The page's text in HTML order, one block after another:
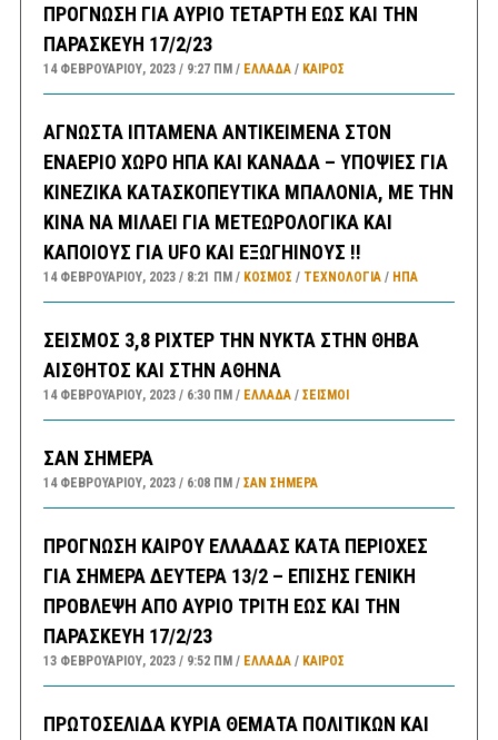
ΠΡΟΓΝΩΣΗ ΓΙΑ ΑΥΡΙΟ ΤΕΤΑΡΤΗ ΕΩΣ ΚΑΙ ΤΗΝ
ΠΑΡΑΣΚΕΥΗ 17/2/23
14 ΦΕΒΡΟΥΑΡΊΟΥ, 2023 9:27 ΠΜ ΕΛΛΑΔA/ ΚΑΙΡΌΣ
ΑΓΝΩΣΤΑ ΙΠΤΑΜΕΝΑ ΑΝΤΙΚΕΙΜΕΝΑ ΣΤΟΝ
ΕΝΑΕΡΙΟ ΧΩΡΟ ΗΠΑ ΚΑΙ ΚΑΝΑΔΑ – ΥΠΟΨΙΕΣ ΓΙΑ
ΚΙΝΕΖΙΚΑ ΚΑΤΑΣΚΟΠΕΥΤΙΚΑ ΜΠΑΛΟΝΙΑ, ΜΕ ΤΗΝ
ΚΙΝΑ ΝΑ ΜΙΛΑΕΙ ΓΙΑ ΜΕΤΕΩΡΟΛΟΓΙΚΑ ΚΑΙ
ΚΑΠΟΙΟΥΣ ΓΙΑ UFO ΚΑΙ ΕΞΩΓΗΙΝΟΥΣ !!
14 ΦΕΒΡΟΥΑΡΊΟΥ, 2023 8:21 ΠΜ ΚΟΣΜΟΣ / ΤΕΧΝΟΛΟΓΙΑ/ ΗΠΑ
ΣΕΙΣΜΟΣ 3,8 ΡΙΧΤΕΡ ΤΗΝ ΝΥΚΤΑ ΣΤΗΝ ΘΗΒΑ
ΑΙΣΘΗΤΟΣ ΚΑΙ ΣΤΗΝ ΑΘΗΝΑ
14 ΦΕΒΡΟΥΑΡΊΟΥ, 2023 6:30 ΠΜ ΕΛΛΑΔA/ ΣΕΙΣΜΟΙ
ΣΑΝ ΣΗΜΕΡΑ
14 ΦΕΒΡΟΥΑΡΊΟΥ, 2023 6:08 ΠΜ ΣΑΝ ΣΉΜΕΡΑ
ΠΡΟΓΝΩΣΗ ΚΑΙΡΟΥ ΕΛΛΑΔΑΣ ΚΑΤΑ ΠΕΡΙΟΧΕΣ
ΓΙΑ ΣΗΜΕΡΑ ΔΕΥΤΕΡΑ 13/2 – ΕΠΙΣΗΣ ΓΕΝΙΚΗ
ΠΡΟΒΛΕΨΗ ΑΠΟ ΑΥΡΙΟ ΤΡΙΤΗ ΕΩΣ ΚΑΙ ΤΗΝ
ΠΑΡΑΣΚΕΥΗ 17/2/23
13 ΦΕΒΡΟΥΑΡΊΟΥ, 2023 9:52 ΠΜ ΕΛΛΑΔA/ ΚΑΙΡΌΣ
ΠΡΩΤΟΣΕΛΙΔΑ ΚΥΡΙΑ ΘΕΜΑΤΑ ΠΟΛΙΤΙΚΩΝ ΚΑΙ